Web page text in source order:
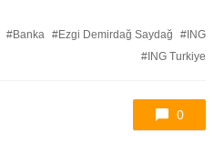
Banka Ezgi Demirdağ Saydağ
ING
ING Turkiye
0